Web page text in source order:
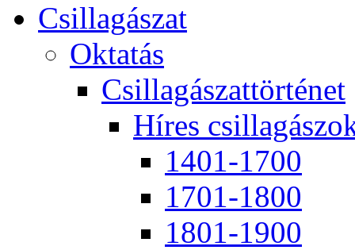
Csil­la­gá­szat
Ok­ta­tás
Csil­la­gá­szat­tör­té­net
Hí­res
1401-1700
1701-1800
1801-1900